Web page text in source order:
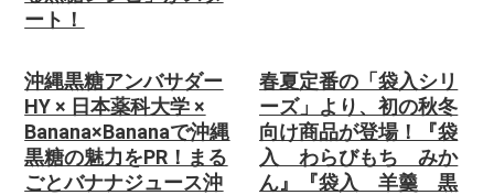
ート！
沖縄黒糖アンバサダー
HY × 日本薬科大学 ×
Banana×Bananaで沖縄
黒糖の魅力をPR！まる
ごとバナナジュース沖
春夏定番の「袋入シリ
ーズ」より、初の秋冬
向け商品が登場！『袋
入 わらびもち みか
ん』『袋入 羊羹 黒